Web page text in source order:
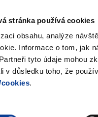
stránka používá cookies
obsahu, analýze
Informace o tom, jak
tyto údaje mohou
v důsledku toho, že
.
a Norska